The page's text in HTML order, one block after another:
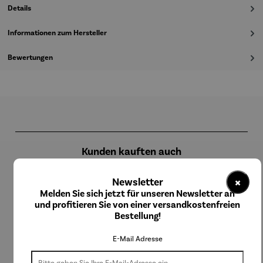
Details
Informationen zum Hersteller
Bewertungen
Kunden kauften auch
×
Newsletter
Melden Sie sich jetzt für unseren Newsletter an
und profitieren Sie von einer versandkostenfreien
Bestellung!
E-Mail Adresse